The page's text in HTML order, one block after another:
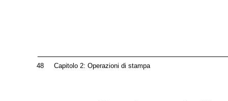
48 Capitolo 2: Operazioni di stampa